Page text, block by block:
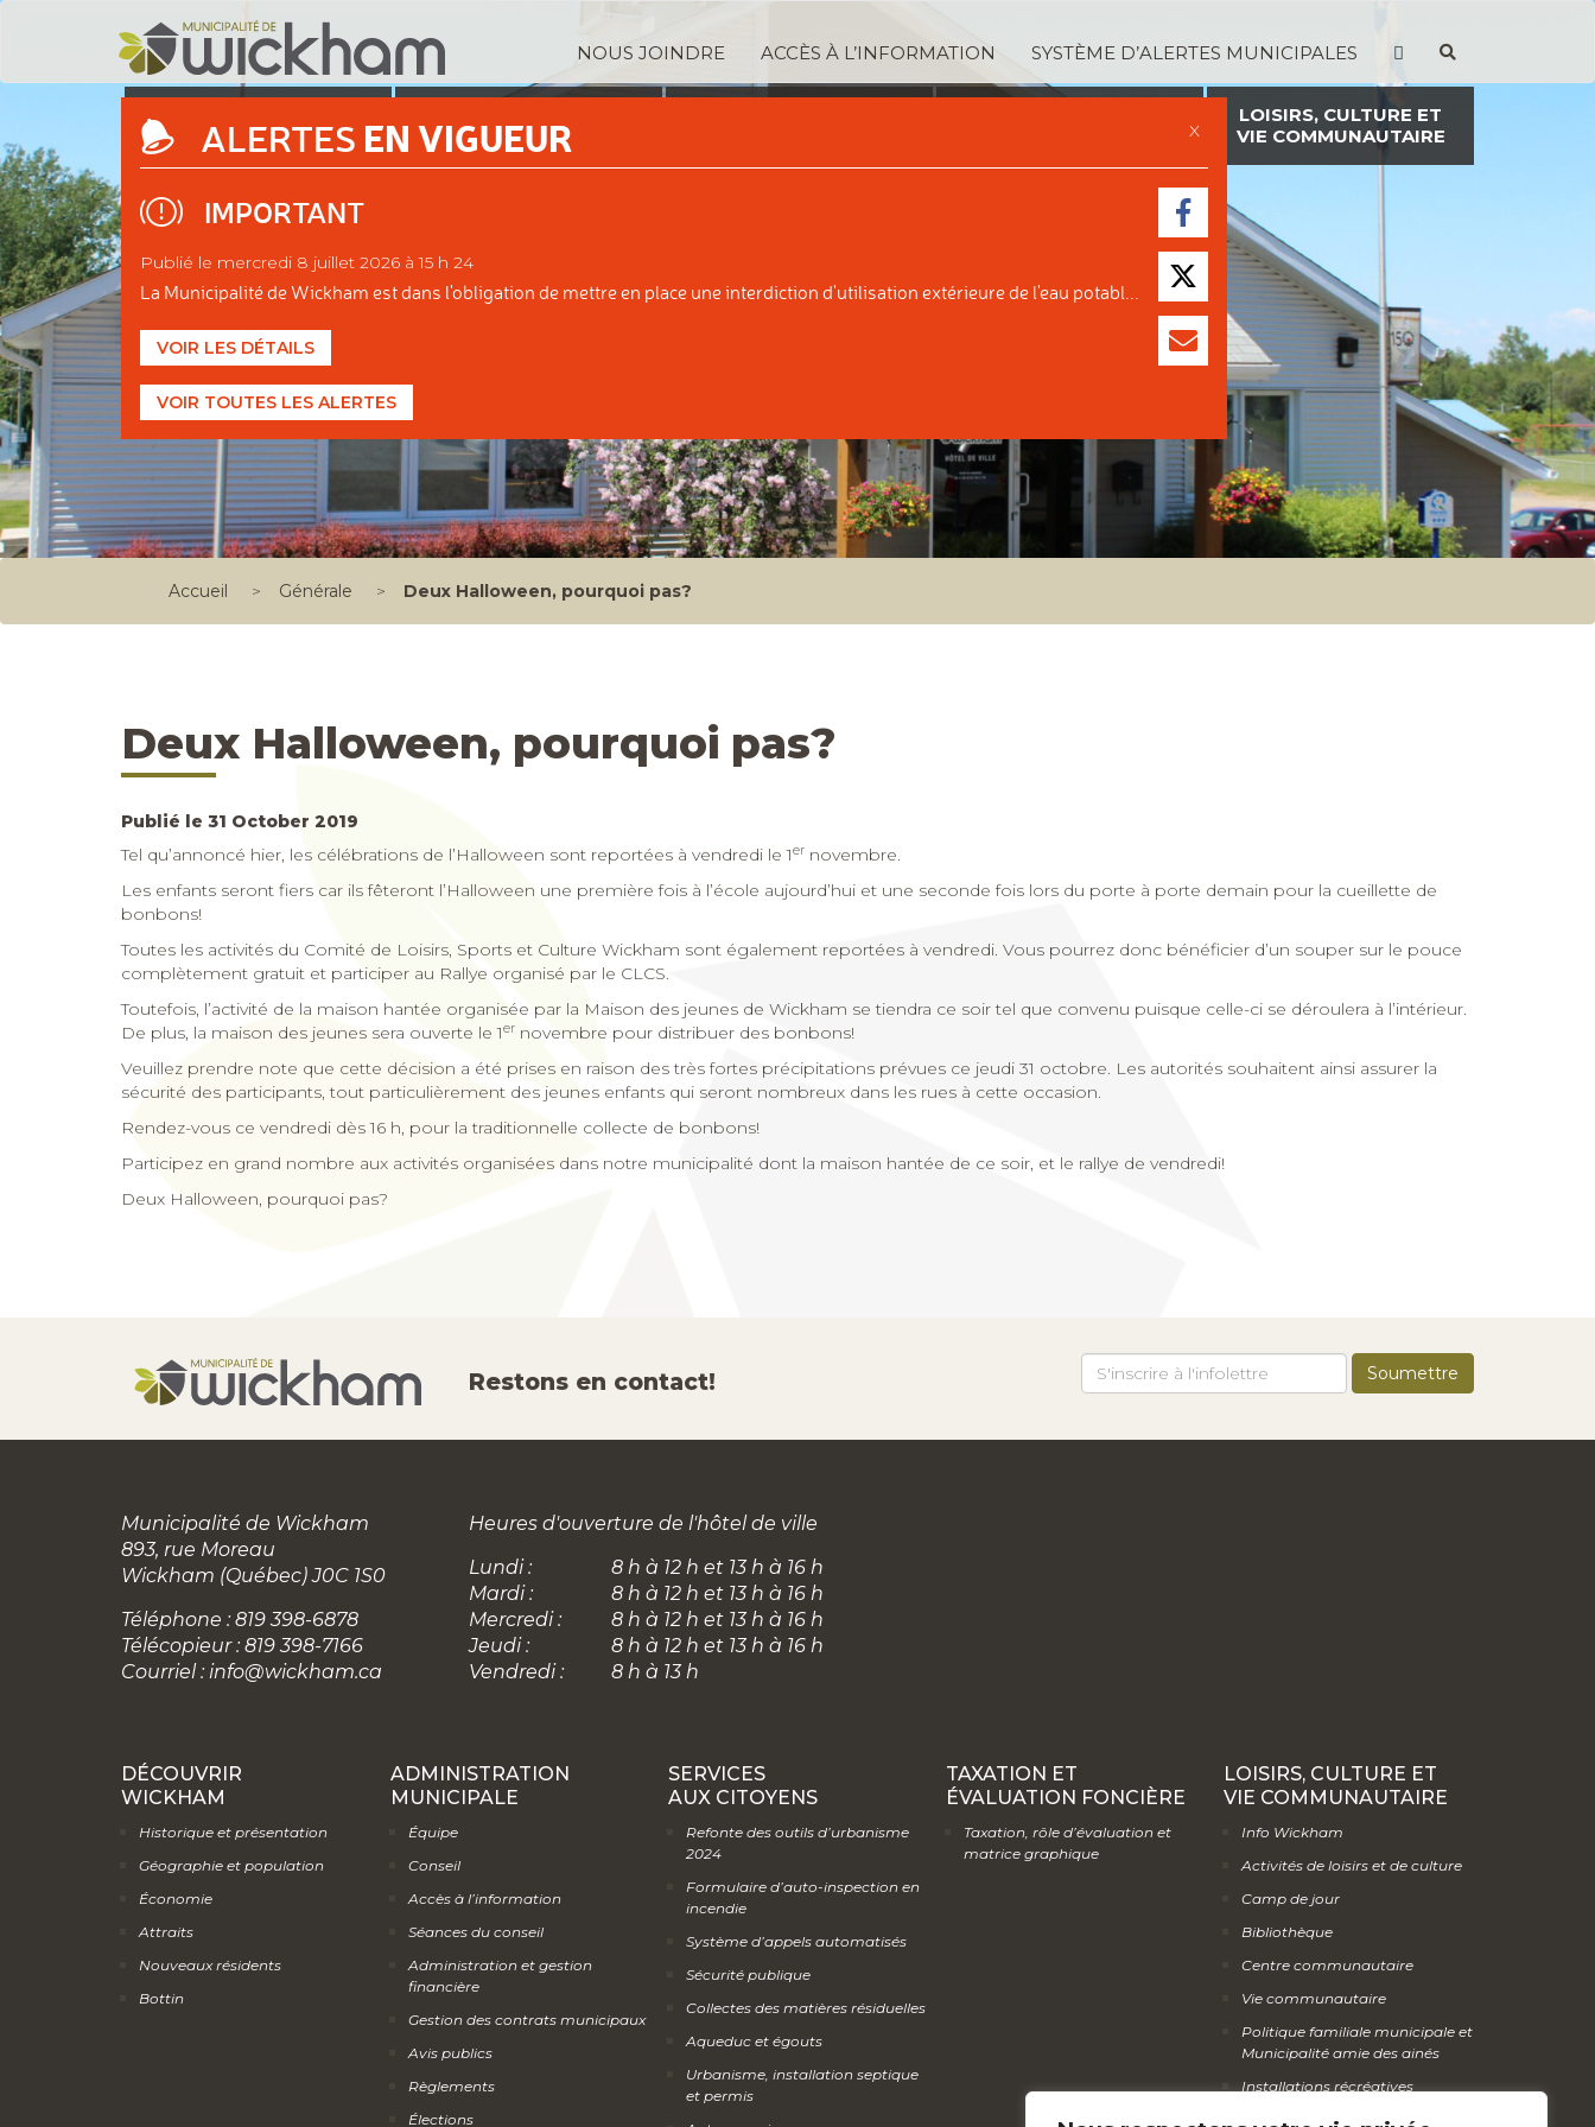
NOUS JOINDRE ACCÈS À L’INFORMATION SYSTÈME D’ALERTES MUNICIPALES
WICKHAM
MUNICIPALE
LOISIRS, CULTURE ET
VIE COMMUNAUTAIRE
X
ALERTES EN VIGUEUR
IMPORTANT
Publié le mercredi 8 juillet 2026 à 15 h 24
La Municipalité de Wickham est dans l'obligation de mettre en place une interdiction d'utilisation extérieure de l'eau potabl...
VOIR LES DÉTAILS
VOIR TOUTES LES ALERTES
Accueil > Générale > Deux Halloween, pourquoi pas?
Deux Halloween, pourquoi pas?
Publié le 31 October 2019
Tel qu’annoncé hier, les célébrations de l’Halloween sont reportées à vendredi le 1er novembre.
Les enfants seront fiers car ils fêteront l’Halloween une première fois à l’école aujourd’hui et une seconde fois lors du porte à porte demain pour la cueillette de
bonbons!
Toutes les activités du Comité de Loisirs, Sports et Culture Wickham sont également reportées à vendredi. Vous pourrez donc bénéficier d’un souper sur le pouce
complètement gratuit et participer au Rallye organisé par le CLCS.
Toutefois, l’activité de la maison hantée organisée par la Maison des jeunes de Wickham se tiendra ce soir tel que convenu puisque celle-ci se déroulera à l’intérieur.
De plus, la maison des jeunes sera ouverte le 1er novembre pour distribuer des bonbons!
Veuillez prendre note que cette décision a été prises en raison des très fortes précipitations prévues ce jeudi 31 octobre. Les autorités souhaitent ainsi assurer la
sécurité des participants, tout particulièrement des jeunes enfants qui seront nombreux dans les rues à cette occasion.
Rendez-vous ce vendredi dès 16 h, pour la traditionnelle collecte de bonbons!
Participez en grand nombre aux activités organisées dans notre municipalité dont la maison hantée de ce soir, et le rallye de vendredi!
Deux Halloween, pourquoi pas?
Restons en contact!
Municipalité de Wickham
893, rue Moreau
Wickham (Québec) J0C 1S0
Téléphone : 819 398-6878
Télécopieur : 819 398-7166
Courriel : info@wickham.ca
Heures d'ouverture de l'hôtel de ville
Lundi :
8 h à 12 h et 13 h à 16 h
Mardi :
8 h à 12 h et 13 h à 16 h
Mercredi :
8 h à 12 h et 13 h à 16 h
Jeudi :
8 h à 12 h et 13 h à 16 h
Vendredi :
8 h à 13 h
DÉCOUVRIR
WICKHAM
Historique et présentation
Géographie et population
Économie
Attraits
Nouveaux résidents
Bottin
ADMINISTRATION
MUNICIPALE
Équipe
Conseil
Accès à l’information
Séances du conseil
Administration et gestion
financière
Gestion des contrats municipaux
Avis publics
Règlements
Élections
SERVICES
AUX CITOYENS
Refonte des outils d’urbanisme
2024
Formulaire d’auto-inspection en
incendie
Système d’appels automatisés
Sécurité publique
Collectes des matières résiduelles
Aqueduc et égouts
Urbanisme, installation septique
et permis
TAXATION ET
ÉVALUATION FONCIÈRE
Taxation, rôle d’évaluation et
matrice graphique
LOISIRS, CULTURE ET
VIE COMMUNAUTAIRE
Info Wickham
Activités de loisirs et de culture
Camp de jour
Bibliothèque
Centre communautaire
Vie communautaire
Politique familiale municipale et
Municipalité amie des ainés
Installations récréatives
Organismes communautaires,